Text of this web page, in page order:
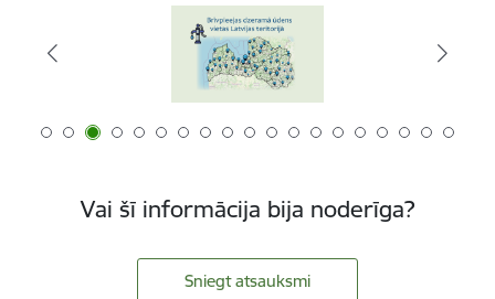
Vai šī informācija bija noderīga?
Sniegt atsauksmi